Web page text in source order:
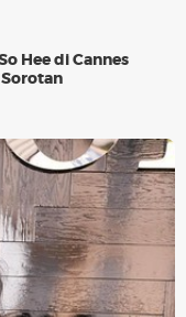
Hee di Cannes